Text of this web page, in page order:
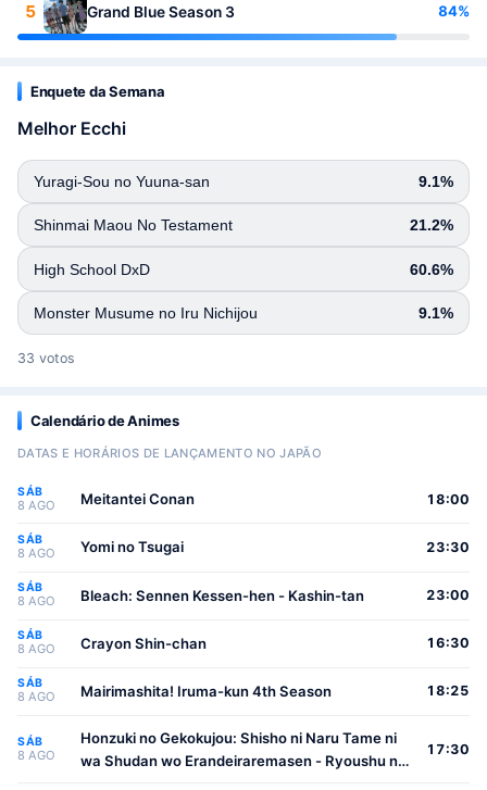
5 Grand Blue Season 3 84%
Enquete da Semana
Melhor Ecchi
Yuragi-Sou no Yuuna-san 9.1%
Shinmai Maou No Testament 21.2%
High School DxD 60.6%
Monster Musume no Iru Nichijou 9.1%
33 votos
Calendário de Animes
DATAS E HORÁRIOS DE LANÇAMENTO NO JAPÃO
SÁB
8 AGO Meitantei Conan 18:00
SÁB
8 AGO Yomi no Tsugai 23:30
SÁB
8 AGO Bleach: Sennen Kessen-hen - Kashin-tan 23:00
SÁB
8 AGO Crayon Shin-chan 16:30
SÁB
8 AGO Mairimashita! Iruma-kun 4th Season 18:25
SÁB
8 AGO
Honzuki no Gekokujou: Shisho ni Naru Tame ni
wa Shudan wo Erandeiraremasen - Ryoushu no
17:30